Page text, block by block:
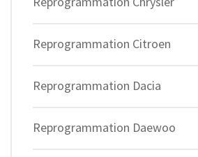
Reprogrammation Citroen
Reprogrammation Dacia
Reprogrammation Daewoo